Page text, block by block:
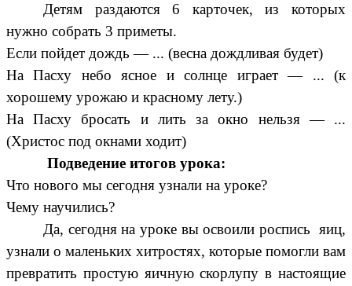
Детям раздаются 6 карточек, из которых
нужно собрать 3 приметы.
Если пойдет дождь — ... (весна дождливая будет)
На Пасху небо ясное и солнце играет — ... (к
хорошему урожаю и красному лету.)
На Пасху бросать и лить за окно нельзя — ...
(Христос под окнами ходит)
Подведение итогов урока:
Что нового мы сегодня узнали на уроке?
Чему научились?
Да, сегодня на уроке вы освоили роспись яиц,
узнали о маленьких хитростях, которые помогли вам
превратить простую яичную скорлупу в настоящие